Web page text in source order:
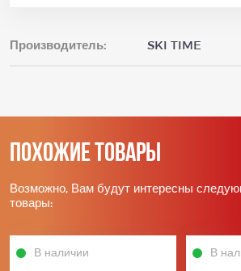
Производитель: SKI TIME
Похожие товары
Возможно, Вам будут интересны
товары:
В наличии В